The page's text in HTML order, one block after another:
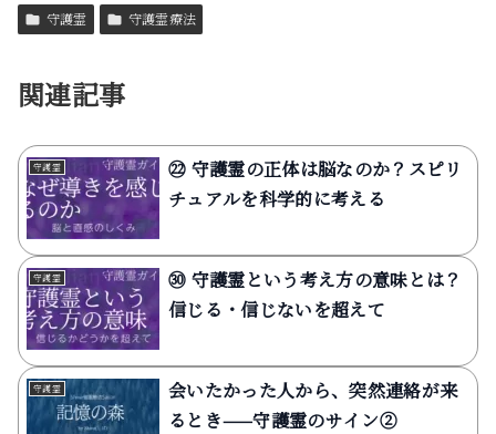
守護霊 守護霊療法
関連記事
守護霊
㉒ 守護霊の正体は脳なのか？スピリ
チュアルを科学的に考える
守護霊
㉚ 守護霊という考え方の意味とは？
信じる・信じないを超えて
守護霊
会いたかった人から、突然連絡が来
るとき——守護霊のサイン②